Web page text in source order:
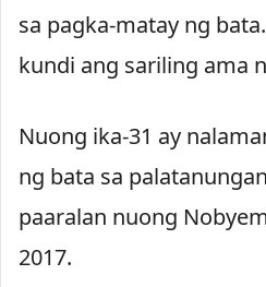
sa pagka-matay ng
kundi ang sariling ama
Nuong ika-31 ay
ng bata sa
paaralan nuong
2017.